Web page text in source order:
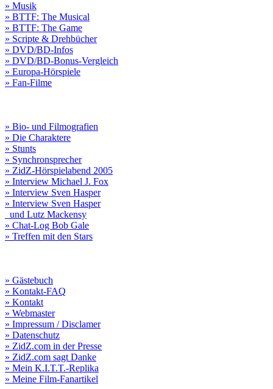
» Musik
» BTTF: The Musical
» BTTF: The Game
» Scripte & Drehbücher
» DVD/BD-Infos
» DVD/BD-Bonus-Vergleich
» Europa-Hörspiele
» Fan-Filme
» Bio- und Filmografien
» Die Charaktere
» Stunts
» Synchronsprecher
» ZidZ-Hörspielabend 2005
» Interview Michael J. Fox
» Interview Sven Hasper
» Interview Sven Hasper
und Lutz Mackensy
» Chat-Log Bob Gale
» Treffen mit den Stars
» Gästebuch
» Kontakt-FAQ
» Kontakt
» Webmaster
» Impressum / Disclamer
» Datenschutz
» ZidZ.com in der Presse
» ZidZ.com sagt Danke
» Mein K.I.T.T.-Replika
» Meine Film-Fanartikel